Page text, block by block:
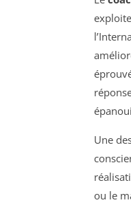
Une
ou le